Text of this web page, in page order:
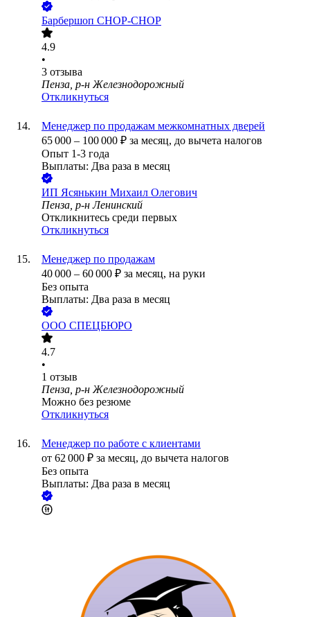
Барбершоп CHOP-CHOP
4.9
•
3 отзыва
Пенза, р-н Железнодорожный
Откликнуться
Менеджер по продажам межкомнатных дверей
65 000 – 100 000 ₽ за месяц, до вычета налогов
Опыт 1-3 года
Выплаты: Два раза в месяц
ИП Ясянькин Михаил Олегович
Пенза, р-н Ленинский
Откликнитесь среди первых
Откликнуться
Менеджер по продажам
40 000 – 60 000 ₽ за месяц, на руки
Без опыта
Выплаты: Два раза в месяц
ООО СПЕЦБЮРО
4.7
•
1 отзыв
Пенза, р-н Железнодорожный
Можно без резюме
Откликнуться
Менеджер по работе с клиентами
от 62 000 ₽ за месяц, до вычета налогов
Без опыта
Выплаты: Два раза в месяц